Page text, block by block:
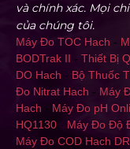
và chính xác. Mọi
của chúng tôi.
Máy Đo TOC Hach -
BODTrak II - Thiết Bị
DO Hach - Bộ Thuốc
Đo Nitrat Hach - Máy
Hach - Máy Đo pH
HQ1130 - Máy Đo Độ
Máy Đo COD Hach